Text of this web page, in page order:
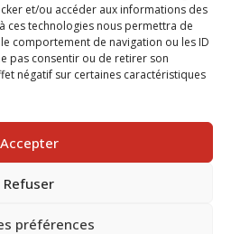
et/ou accéder aux informations des
ces technologies nous permettra de
comportement de navigation ou les ID
pas consentir ou de retirer son
négatif sur certaines caractéristiques
Accepter
Refuser
préférences
- TOUS DROITS RÉSERVÉS -
:INGÉNIERIE TECH